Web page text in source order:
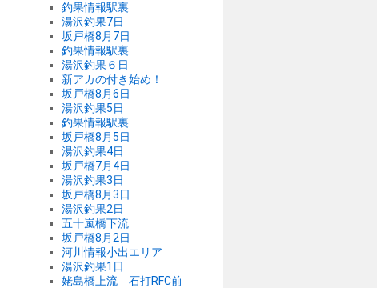
釣果情報駅裏
湯沢釣果7日
坂戸橋8月7日
釣果情報駅裏
湯沢釣果６日
新アカの付き始め！
坂戸橋8月6日
湯沢釣果5日
釣果情報駅裏
坂戸橋8月5日
湯沢釣果4日
坂戸橋7月4日
湯沢釣果3日
坂戸橋8月3日
湯沢釣果2日
五十嵐橋下流
坂戸橋8月2日
河川情報小出エリア
湯沢釣果1日
姥島橋上流 石打RFC前